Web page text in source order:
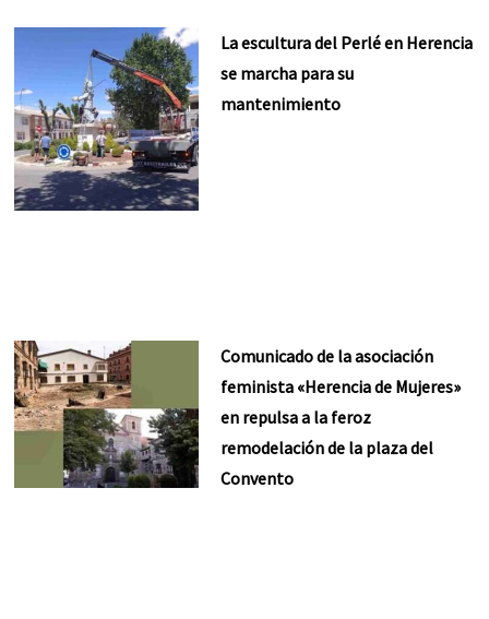
La escultura del Perlé en Herencia
se marcha para su
mantenimiento
Comunicado de la asociación
feminista «Herencia de Mujeres»
en repulsa a la feroz
remodelación de la plaza del
Convento